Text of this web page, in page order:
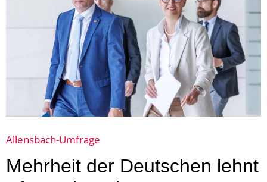
Allensbach-Umfrage
Mehrheit der Deutschen lehnt